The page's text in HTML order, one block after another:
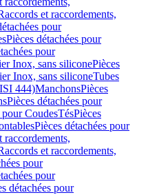
et raccordements,
pour
Pièces détachées pour
pour
Inox, sans siliconePièces
Inox, sans siliconeTubes
444)ManchonsPièces
Pièces détachées pour
pour CoudesTésPièces
Pièces détachées pour
raccordements,
et raccordements,
pour
pour
détachées pour